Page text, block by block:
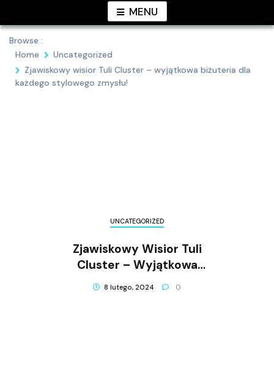
MENU
Browse :
Home
Uncategorized
Zjawiskowy wisior Tuli Cluster – wyjątkowa biżuteria dla
każdego stylowego zmysłu!
UNCATEGORIZED
Zjawiskowy Wisior Tuli
Cluster – Wyjątkowa
Biżuteria Dla Każdego
Stylowego Zmysłu!
8 lutego, 2024 0